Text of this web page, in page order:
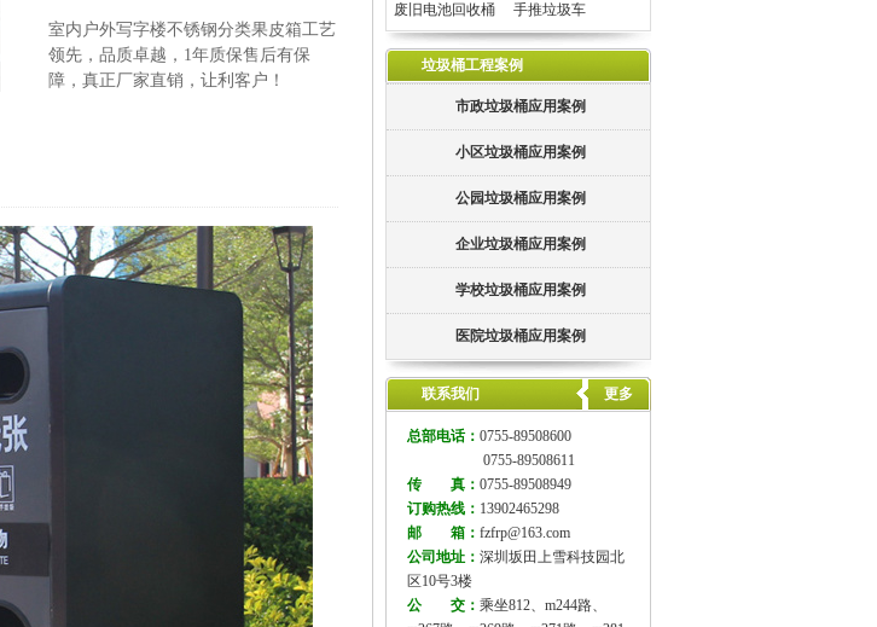
室内户外写字楼不锈钢分类果皮箱工艺
领先，品质卓越，1年质保售后有保
障，真正厂家直销，让利客户！
废旧电池回收桶
手推垃圾车
垃圾桶工程案例
市政垃圾桶应用案例
小区垃圾桶应用案例
公园垃圾桶应用案例
企业垃圾桶应用案例
学校垃圾桶应用案例
医院垃圾桶应用案例